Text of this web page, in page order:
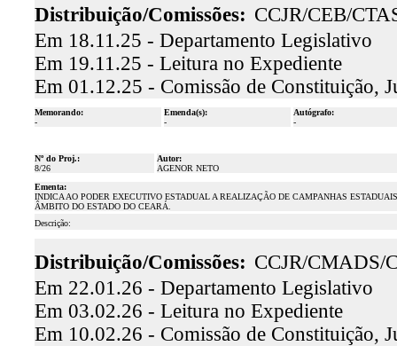
Distribuição/Comissões: CCJR/CEB/
Em 18.11.25 - Departamento Legislativo
Em 19.11.25 - Leitura no Expediente
Em 01.12.25 - Comissão de Constituição,
Memorando:
-
Emenda(s):
-
Autógrafo:
-
Nº do Proj.:
8/26
Autor:
AGENOR NETO
Ementa:
INDICA AO PODER EXECUTIVO ESTADUAL A REALIZAÇÃO DE CAMPANHAS
ÂMBITO DO ESTADO DO CEARÁ.
Descrição:
Distribuição/Comissões: CCJR/CMADS/
Em 22.01.26 - Departamento Legislativo
Em 03.02.26 - Leitura no Expediente
Em 10.02.26 - Comissão de Constituição,